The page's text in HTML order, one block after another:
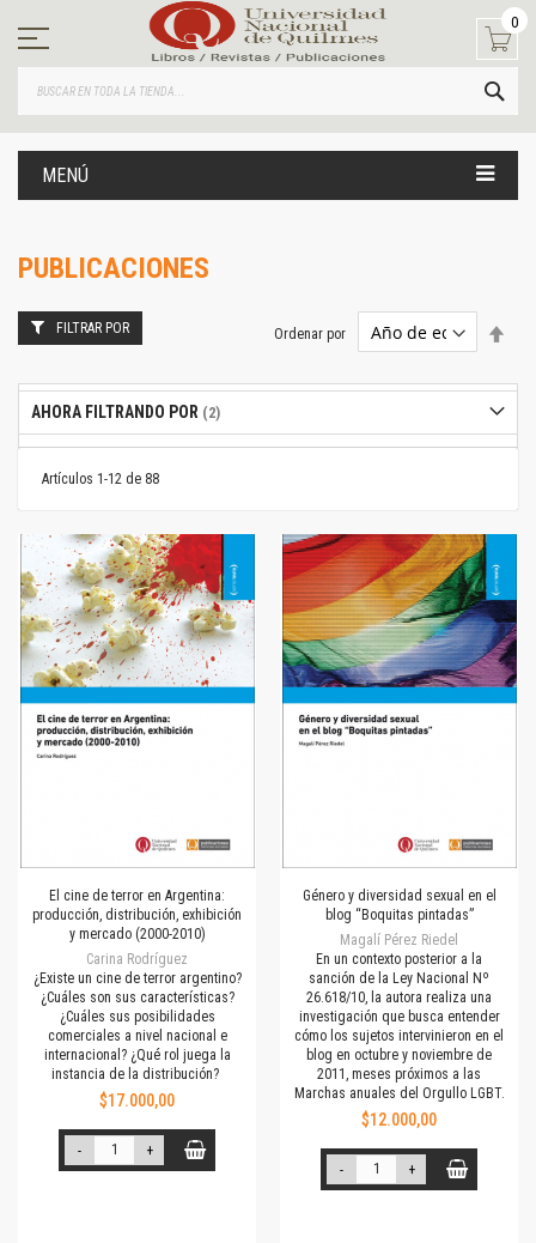
contenido
0
MENÚ
PUBLICACIONES
Artículos 1-12 de 88
Ordenar por
El cine de terror en Argentina:
producción, distribución, exhibición
y mercado (2000-2010)
Carina Rodríguez
¿Existe un cine de terror argentino?
¿Cuáles son sus características?
¿Cuáles sus posibilidades
comerciales a nivel nacional e
internacional? ¿Qué rol juega la
instancia de la distribución?
$17.000,00
- +
Género y diversidad sexual en el
blog “Boquitas pintadas”
Magalí Pérez Riedel
En un contexto posterior a la
sanción de la Ley Nacional Nº
26.618/10, la autora realiza una
investigación que busca entender
cómo los sujetos intervinieron en el
blog en octubre y noviembre de
2011, meses próximos a las
Marchas anuales del Orgullo LGBT.
$12.000,00
- +
FILTRAR POR
AHORA FILTRANDO POR